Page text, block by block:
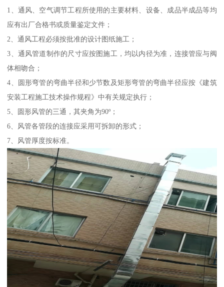
1、通风、空气调节工程所使用的主要材料、设备、成品半成品等均
应有出厂合格书或质量鉴定文件；
2、通风工程必须按批准的设计图纸施工；
3、通风管道制作的尺寸应按图施工，均以内径为准，连接管应与阀
体相吻合；
4、圆形弯管的弯曲半径和少节数及矩形弯管的弯曲半径应按《建筑
安装工程施工技术操作规程》中有关规定执行；
5、圆形风管的三通，其夹角为90º；
6、风管各管段的连接应采用可拆卸的形式；
7、风管厚度按标准。